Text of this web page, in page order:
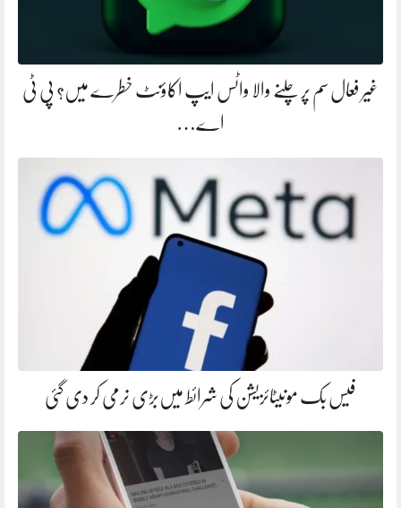
غیر فعال سم پر چلنے والا واٹس ایپ اکاؤنٹ خطرے میں؟ پی ٹی
اے…
فیس بک مونیٹائزیشن کی شرائط میں‌بڑی نرمی کر دی گئی